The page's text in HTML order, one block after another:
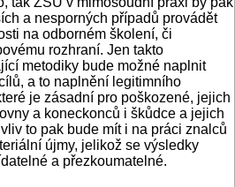
a nesporných případů provádět
na odborném školení, či
rozhraní. Jen takto
metodiky bude možné naplnit
a to naplnění legitimního
je zásadní pro poškozené, jejich
a koneckonců i škůdce a jejich
to pak bude mít i na práci znalců
újmy, jelikož se výsledky
a přezkoumatelné.